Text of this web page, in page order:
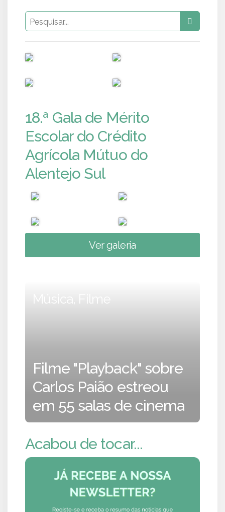
18.ª Gala de Mérito
Escolar do Crédito
Agrícola Mútuo do
Alentejo Sul
Ver galeria
Música, Filme
Filme "Playback" sobre
Carlos Paião estreou
em 55 salas de cinema
Acabou de tocar...